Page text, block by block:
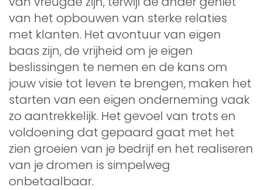
van het opbouwen van sterke relaties
met klanten. Het avontuur van eigen
baas zijn, de vrijheid om je eigen
beslissingen te nemen en de kans om
jouw visie tot leven te brengen, maken het
starten van een eigen onderneming vaak
zo aantrekkelijk. Het gevoel van trots en
voldoening dat gepaard gaat met het
zien groeien van je bedrijf en het realiseren
van je dromen is simpelweg
onbetaalbaar.